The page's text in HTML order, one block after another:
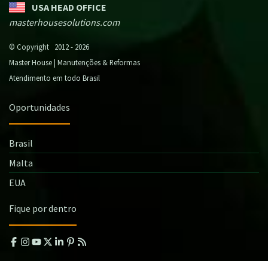
USA HEAD OFFICE
masterhousesolutions.com
© Copyright 2012 - 2026
Master House | Manutenções & Reformas
Atendimento em todo Brasil
Oportunidades
Brasil
Malta
EUA
Fique por dentro